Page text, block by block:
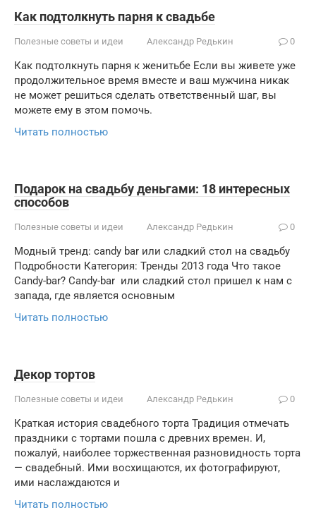
Как подтолкнуть парня к свадьбе
Полезные советы и идеи Александр Редькин 0
Как подтолкнуть парня к женитьбе Если вы живете уже
продолжительное время вместе и ваш мужчина никак
не может решиться сделать ответственный шаг, вы
можете ему в этом помочь.
Читать полностью
Подарок на свадьбу деньгами: 18 интересных
способов
Полезные советы и идеи Александр Редькин 0
Модный тренд: candy bar или сладкий стол на свадьбу
Подробности Категория: Тренды 2013 года Что такое
Candy-bar? Candy-bar или сладкий стол пришел к нам с
запада, где является основным
Читать полностью
Декор тортов
Полезные советы и идеи Александр Редькин 0
Краткая история свадебного торта Традиция отмечать
праздники с тортами пошла с древних времен. И,
пожалуй, наиболее торжественная разновидность торта
— свадебный. Ими восхищаются, их фотографируют,
ими наслаждаются и
Читать полностью